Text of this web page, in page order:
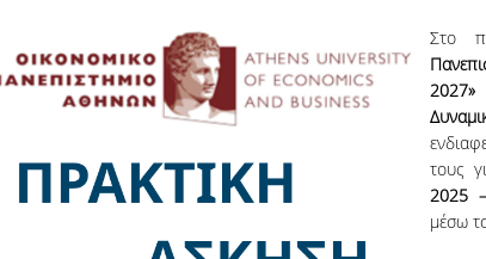
Στο
2027»
τους
2025
μέσω